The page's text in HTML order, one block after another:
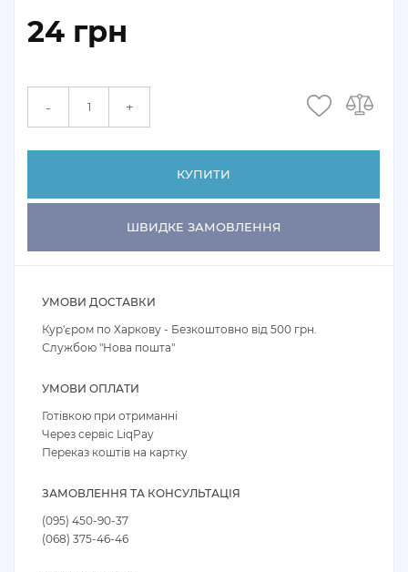
24 грн
- +
КУПИТИ
ШВИДКЕ ЗАМОВЛЕННЯ
УМОВИ ДОСТАВКИ
Кур'єром по Харкову - Безкоштовно від 500 грн.
Службою "Нова пошта"
УМОВИ ОПЛАТИ
Готівкою при отриманні
Через сервіс LiqPay
Переказ коштів на картку
ЗАМОВЛЕННЯ ТА КОНСУЛЬТАЦІЯ
(095) 450-90-37
(068) 375-46-46